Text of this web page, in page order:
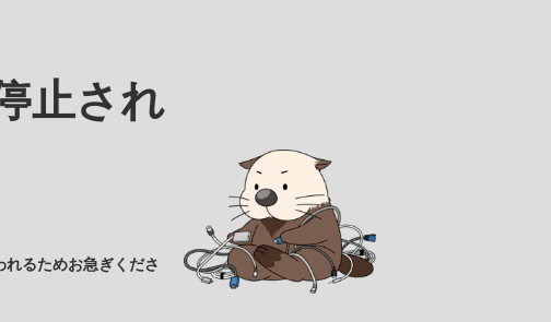
止され
るためお急ぎくださ